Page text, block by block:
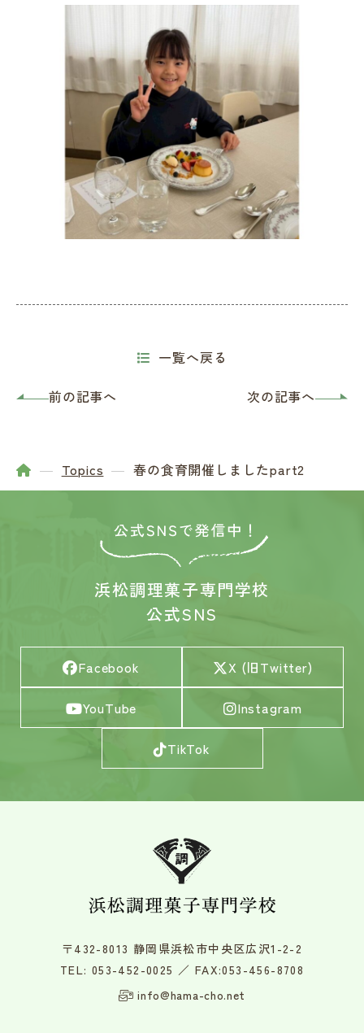
前の記事へ
一覧へ戻る
次の記事へ
Topics 春の食育開催しましたpart2
浜松調理菓子専門学校
公式SNS
Facebook X (旧Twitter)
YouTube Instagram
TikTok
〒432-8013 静岡県浜松市中央区広沢1-2-2
TEL: 053-452-0025 ／ FAX:053-456-8708
info@hama-cho.net